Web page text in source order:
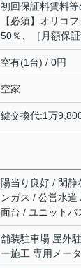
初回保証料賃料
【必須】オリコ
50％、［月額保
空有(1台) / 0円
空家
鍵交換代:1万
陽当り良好 / 閑
ンガス / 公営水
面台 / ユニットバ
舗装駐車場 屋外
ー施工 専用メー